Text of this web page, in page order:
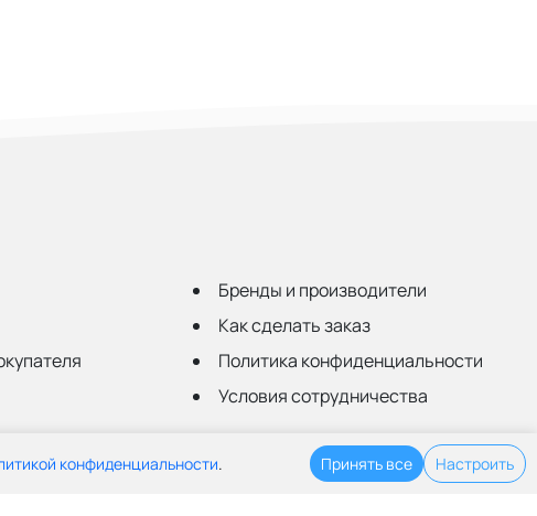
конфиденциальности. Принять все Настроить
Бренды и производители
Как сделать заказ
Политика конфиденциальности
Условия сотрудничества